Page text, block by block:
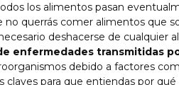
los alimentos pasan
querrás comer alimentos que
deshacerse de cualquier
enfermedades transmitidas
debido a factores
claves para que entiendas por